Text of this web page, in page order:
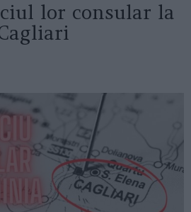
lor consular la